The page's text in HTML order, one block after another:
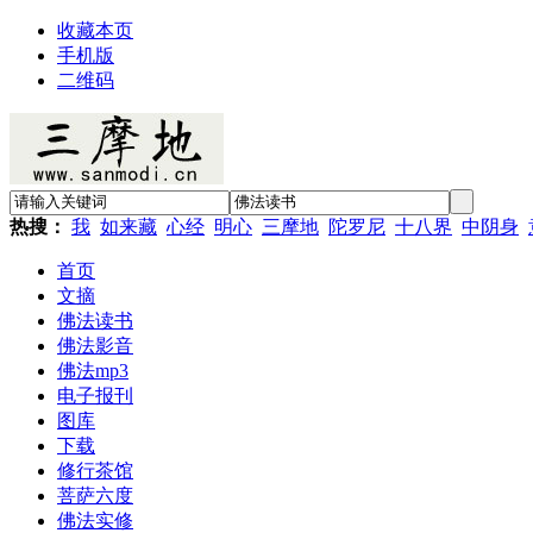
收藏本页
手机版
二维码
热搜： 我 如来藏 心经 明心 三摩地 陀罗尼 十八界 中阴身
首页
文摘
佛法读书
佛法影音
佛法mp3
电子报刊
图库
下载
修行茶馆
菩萨六度
佛法实修